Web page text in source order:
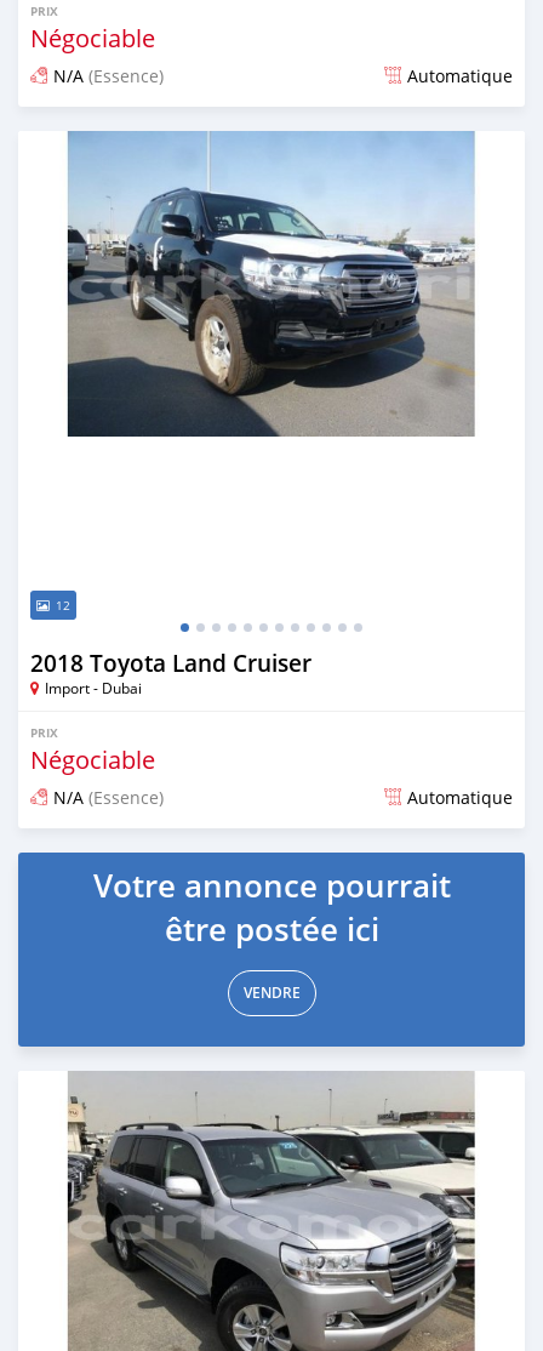
PRIX
Négociable
N/A (Essence) Automatique
Publié il y a presque 7 ans
12
2018 Toyota Land Cruiser
Import - Dubai
PRIX
Négociable
N/A (Essence) Automatique
Publié il y a presque 7 ans
Votre annonce pourrait
être postée ici
VENDRE